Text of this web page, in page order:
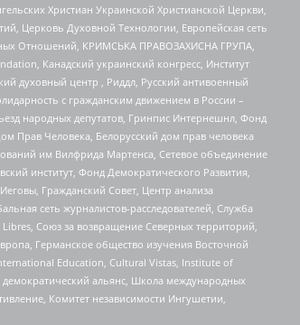
Христиан Украинской Христианской Церкви,
Церковь Духовной Технологии, Европейская сеть
Отношений, КРИМСЬКА ПРАВОЗАХИСНА ГРУПА,
Канадский украинский конгресс, Институт
духовный центр , Риддл, Русский антивоенный
с гражданским движением в России –
народных депутатов, Гринпис Интернешнл, Фонд
Прав Человека, Белорусский дом прав человека
им Вилфрида Мартенса, Сетевое объединение
институт, Фонд Демократического Развития,
Гражданский Совет, Центр анализа
сеть журналистов-расследователей, Служба
Союз за возвращение Северных территорий,
Германское общество изучения Восточной
Education, Cultural Vistas, Institute of
альянс, Школа международных
Комитет независимости Ингушетии,